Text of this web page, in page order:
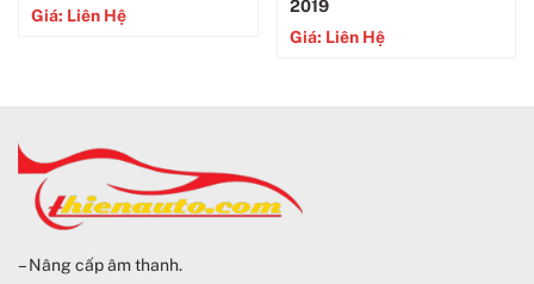
Giá: Liên Hệ
2019
Giá: Liên Hệ
– Nâng cấp âm thanh.